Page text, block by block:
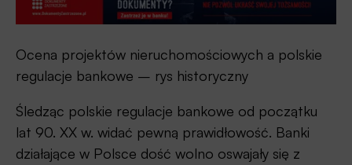
Ocena projektów nieruchomościowych a polskie
regulacje bankowe – rys historyczny
Śledząc polskie regulacje bankowe od początku
lat 90. XX w. widać pewną prawidłowość. Banki
działające w Polsce dość wolno oswajały się z